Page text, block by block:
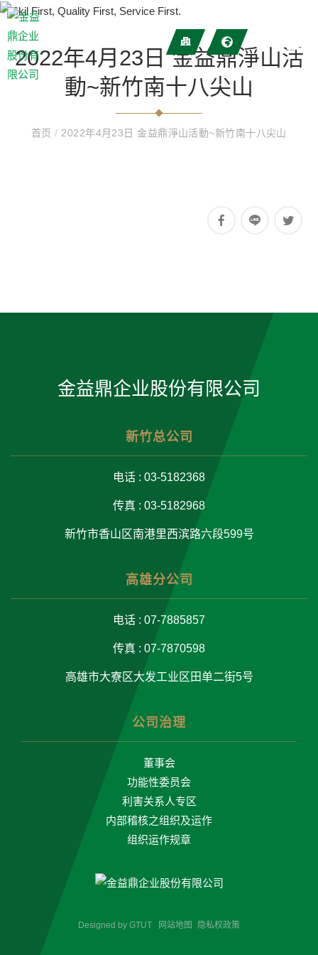
2022年4月23日 金益鼎淨山活
動~新竹南十八尖山
首页/ 2022年4月23日 金益鼎淨山活動~新竹南十八尖山
金益鼎企业股份有限公司
新竹总公司
电话 : 03-5182368
传真 : 03-5182968
新竹市香山区南港里西滨路六段599号
高雄分公司
电话 : 07-7885857
传真 : 07-7870598
高雄市大寮区大发工业区田单二街5号
公司治理
董事会
功能性委员会
利害关系人专区
内部稽核之组织及运作
组织运作规章
Designed by GTUT 网站地图 隐私权政策